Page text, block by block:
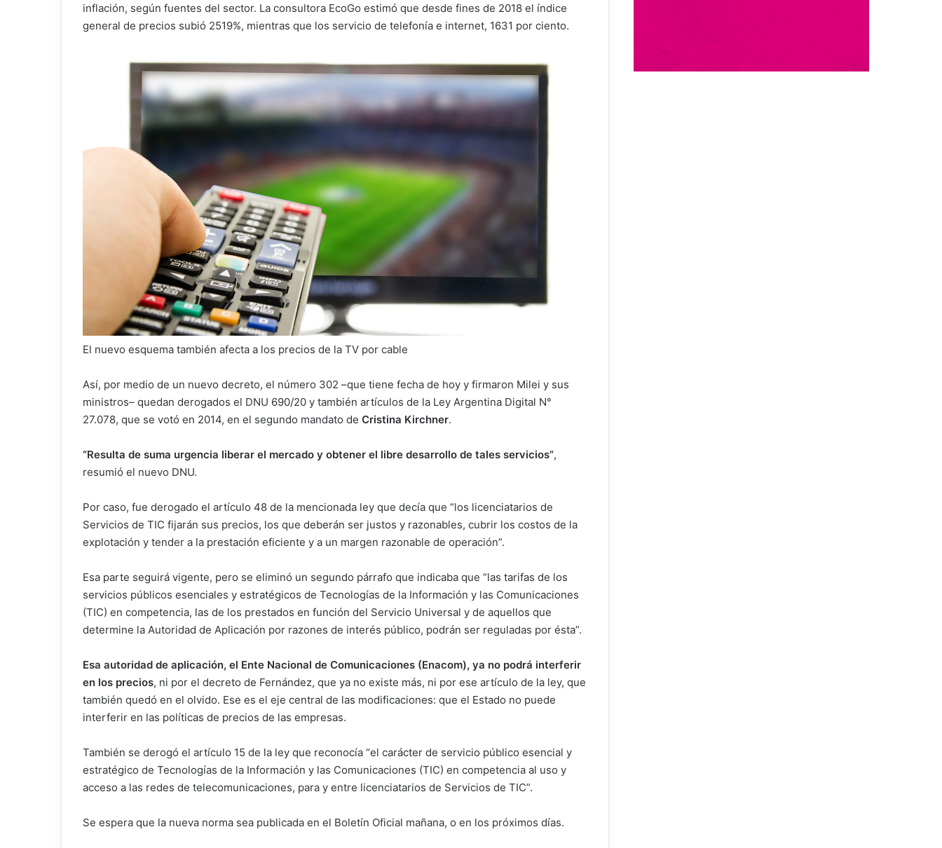
inflación, según fuentes del sector. La consultora EcoGo estimó que desde fines de 2018 el índice
general de precios subió 2519%, mientras que los servicio de telefonía e internet, 1631 por ciento.
El nuevo esquema también afecta a los precios de la TV por cable
Así, por medio de un nuevo decreto, el número 302 –que tiene fecha de hoy y firmaron Milei y sus
ministros– quedan derogados el DNU 690/20 y también artículos de la Ley Argentina Digital N°
27.078, que se votó en 2014, en el segundo mandato de Cristina Kirchner.
“Resulta de suma urgencia liberar el mercado y obtener el libre desarrollo de tales servicios”,
resumió el nuevo DNU.
Por caso, fue derogado el artículo 48 de la mencionada ley que decía que “los licenciatarios de
Servicios de TIC fijarán sus precios, los que deberán ser justos y razonables, cubrir los costos de la
explotación y tender a la prestación eficiente y a un margen razonable de operación”.
Esa parte seguirá vigente, pero se eliminó un segundo párrafo que indicaba que “las tarifas de los
servicios públicos esenciales y estratégicos de Tecnologías de la Información y las Comunicaciones
(TIC) en competencia, las de los prestados en función del Servicio Universal y de aquellos que
determine la Autoridad de Aplicación por razones de interés público, podrán ser reguladas por ésta”.
Esa autoridad de aplicación, el Ente Nacional de Comunicaciones (Enacom), ya no podrá interferir
en los precios, ni por el decreto de Fernández, que ya no existe más, ni por ese artículo de la ley, que
también quedó en el olvido. Ese es el eje central de las modificaciones: que el Estado no puede
interferir en las políticas de precios de las empresas.
También se derogó el artículo 15 de la ley que reconocía “el carácter de servicio público esencial y
estratégico de Tecnologías de la Información y las Comunicaciones (TIC) en competencia al uso y
acceso a las redes de telecomunicaciones, para y entre licenciatarios de Servicios de TIC”.
Se espera que la nueva norma sea publicada en el Boletín Oficial mañana, o en los próximos días.